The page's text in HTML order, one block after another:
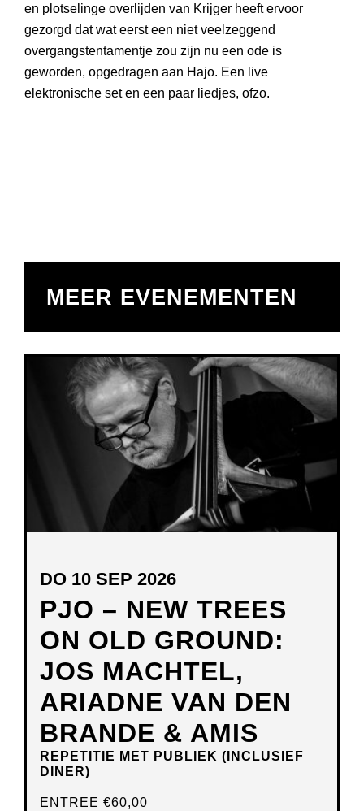
en plotselinge overlijden van Krijger heeft ervoor
gezorgd dat wat eerst een niet veelzeggend
overgangstentamentje zou zijn nu een ode is
geworden, opgedragen aan Hajo. Een live
elektronische set en een paar liedjes, ofzo.
MEER EVENEMENTEN
PJO – NEW TREES
ON OLD GROUND:
JOS MACHTEL,
ARIADNE VAN DEN
BRANDE & AMIS
REPETITIE MET PUBLIEK (INCLUSIEF
DINER)
DO 10 SEP 2026
ENTREE €60,00